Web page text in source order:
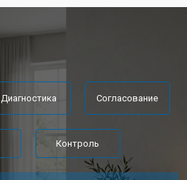
Диагностика Согласование
Контроль